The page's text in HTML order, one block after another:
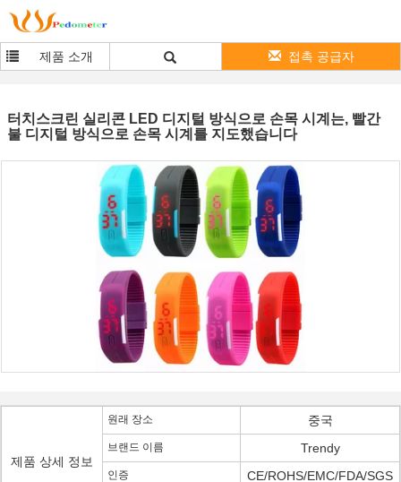
제품 소개 접촉 공급자
터치스크린 실리콘 LED 디지털 방식으로 손목 시계는, 빨간
불 디지털 방식으로 손목 시계를 지도했습니다
제품 상세 정보
원래 장소 중국
브랜드 이름 Trendy
인증 CE/ROHS/EMC/FDA/SGS